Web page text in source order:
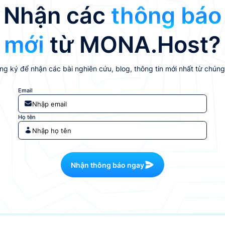
Nhận các thông báo
mới từ MONA.Host?
ký để nhận các bài nghiên cứu, blog, thông tin mới nhất từ
Email
Họ tên
Nhận thông báo ngay